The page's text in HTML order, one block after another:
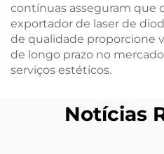
contínuas asseguram que
exportador de laser de
de qualidade proporcione
de longo prazo no
serviços estéticos.
Notícias